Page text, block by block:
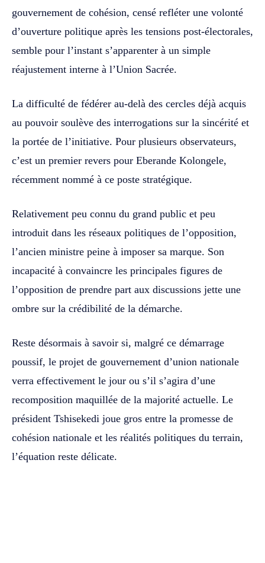
gouvernement de cohésion, censé refléter une volonté
d’ouverture politique après les tensions post-électorales,
semble pour l’instant s’apparenter à un simple
réajustement interne à l’Union Sacrée.
La difficulté de fédérer au-delà des cercles déjà acquis
au pouvoir soulève des interrogations sur la sincérité et
la portée de l’initiative. Pour plusieurs observateurs,
c’est un premier revers pour Eberande Kolongele,
récemment nommé à ce poste stratégique.
Relativement peu connu du grand public et peu
introduit dans les réseaux politiques de l’opposition,
l’ancien ministre peine à imposer sa marque. Son
incapacité à convaincre les principales figures de
l’opposition de prendre part aux discussions jette une
ombre sur la crédibilité de la démarche.
Reste désormais à savoir si, malgré ce démarrage
poussif, le projet de gouvernement d’union nationale
verra effectivement le jour ou s’il s’agira d’une
recomposition maquillée de la majorité actuelle. Le
président Tshisekedi joue gros entre la promesse de
cohésion nationale et les réalités politiques du terrain,
l’équation reste délicate.